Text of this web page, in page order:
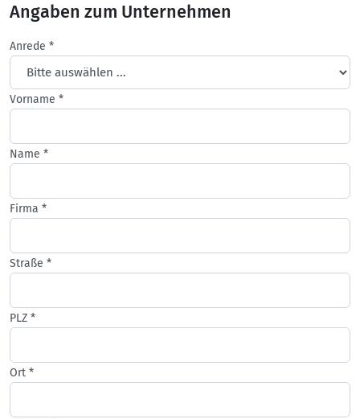
Angaben zum Unternehmen
Anrede *
Vorname *
Name *
Firma *
Straße *
PLZ *
Ort *